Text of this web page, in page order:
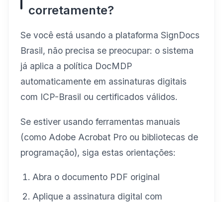
corretamente?
Se você está usando a plataforma SignDocs
Brasil, não precisa se preocupar: o sistema
já aplica a política DocMDP
automaticamente em assinaturas digitais
com ICP-Brasil ou certificados válidos.
Se estiver usando ferramentas manuais
(como Adobe Acrobat Pro ou bibliotecas de
programação), siga estas orientações:
Abra o documento PDF original
Aplique a assinatura digital com